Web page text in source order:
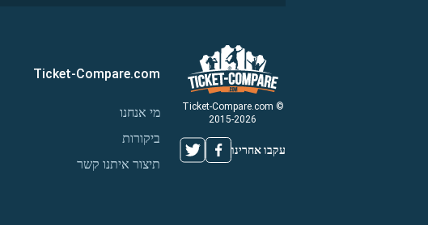
© Ticket-Compare.com
2015-2026
עקבו אחרינו
Ticket-Compare.com
מי אנחנו
ביקורות
תיצור איתנו קשר